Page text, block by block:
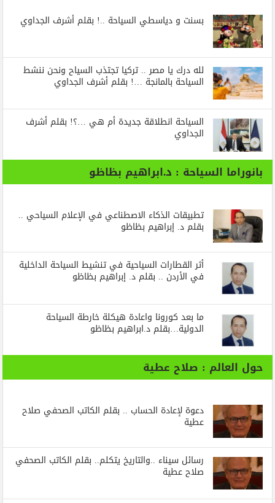
بسنت و دياسطي السياحة ..! بقلم أشرف الجداوي
لله درك يا مصر .. تركيا تجتذب السياح ونحن ننشط
السياحة بالمانجة …! بقلم أشرف الجداوي
السياحة انطلاقة جديدة أم هي …؟! بقلم أشرف
الجداوي
بانوراما السياحة : د.ابراهيم بظاظو
تطبيقات الذكاء الاصطناعي في الإعلام السياحي ..
بقلم د. إبراهيم بظاظو
أثر القطارات السياحية في تنشيط السياحة الداخلية
في الأردن .. بقلم د. إبراهيم بظاظو
ما بعد كورونا واعادة هيكلة خارطة السياحة
الدولية…بقلم د.ابراهيم بظاظو
حول العالم : صلاح عطية
دعوة لإعادة الحساب .. بقلم الكاتب الصحفي صلاح
عطية
رسائل‭ ‬سيناء‭.. ‬والتاريخ‭ ‬يتكلم.. بقلم الكاتب الصحفي
صلاح عطية